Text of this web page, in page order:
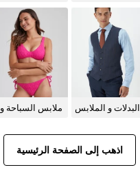
البدلات و الملابس
ملابس السباحة و
اذهب إلى الصفحة الرئيسية